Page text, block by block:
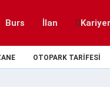
Burs İlan Kariyer
OTOPARK TARIFESI